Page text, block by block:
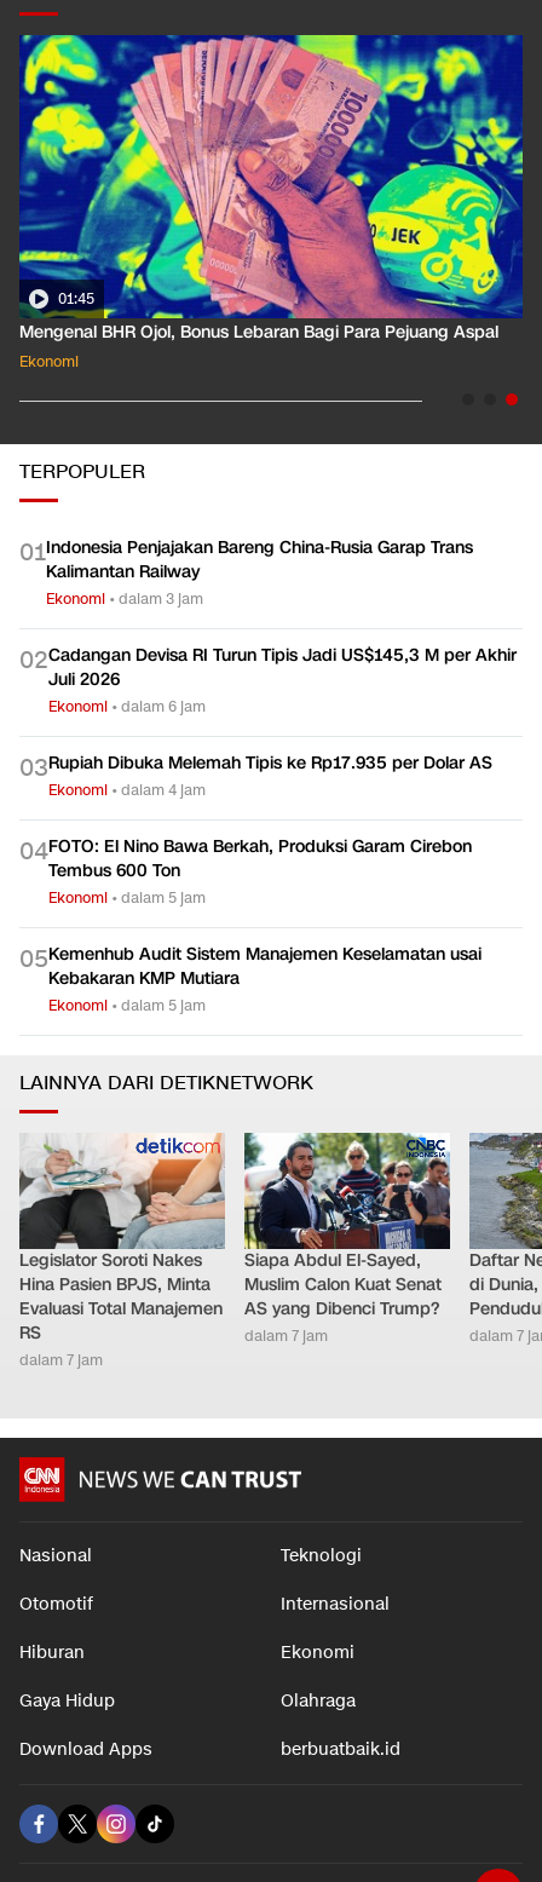
01:35
Pahami Dampak Kenaikan Suku Bunga Acuan ke Cicilan KPR
Ekonomi
TERPOPULER
01Indonesia Penjajakan Bareng China-Rusia Garap Trans
Kalimantan Railway
Ekonomi •dalam 3 jam
02Cadangan Devisa RI Turun Tipis Jadi US$145,3 M per Akhir
Juli 2026
Ekonomi •dalam 6 jam
03Rupiah Dibuka Melemah Tipis ke Rp17.935 per Dolar AS
Ekonomi •dalam 4 jam
04FOTO: El Nino Bawa Berkah, Produksi Garam Cirebon
Tembus 600 Ton
Ekonomi •dalam 5 jam
05Kemenhub Audit Sistem Manajemen Keselamatan usai
Kebakaran KMP Mutiara
Ekonomi •dalam 5 jam
LAINNYA DARI DETIKNETWORK
Legislator Soroti Nakes
Hina Pasien BPJS, Minta
Evaluasi Total Manajemen
RS
dalam 7 jam
Siapa Abdul El-Sayed,
Muslim Calon Kuat Senat
AS yang Dibenci Trump?
dalam 7 jam
Daftar
di
dalam 7
Nasional Teknologi
Otomotif Internasional
Hiburan Ekonomi
Gaya Hidup Olahraga
Download Apps berbuatbaik.id